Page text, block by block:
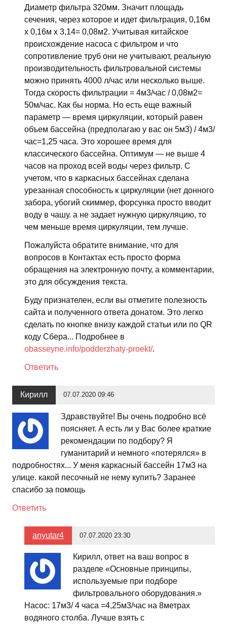
Диаметр фильтра 320мм. Значит площадь
сечения, через которое и идет фильтрация, 0,16м
х 0,16м х 3,14= 0,08м2. Учитывая китайское
происхождение насоса с фильтром и что
сопротивление труб они не учитывают, реальную
производительность фильтровальной системы
можно принять 4000 л/час или несколько выше.
Тогда скорость фильтрации = 4м3/час / 0,08м2=
50м/час. Как бы норма. Но есть еще важный
параметр — время циркуляции, который равен
объем бассейна (предполагаю у вас он 5м3) / 4м3/
час=1,25 часа. Это хорошее время для
классического бассейна. Оптимум — не выше 4
часов на проход всей воды через фильтр. С
учетом, что в каркасных бассейнах сделана
урезанная способность к циркуляции (нет донного
забора, убогий скиммер, форсунка просто вводит
воду в чашу. а не задает нужную циркуляцию, то
чем меньше время циркуляции, тем лучше.
Пожалуйста обратите внимание, что для
вопросов в Контактах есть просто форма
обращения на электронную почту, а комментарии,
это для обсуждения текста.
Буду признателен, если вы отметите полезность
сайта и полученного ответа донатом. Это легко
сделать по кнопке внизу каждой статьи или по QR
коду Сбера... Подробнее в
obasseyne.info/podderzhaty-proekt/.
Ответить
Кирилл 07.07.2020 09:46
Здравствуйте! Вы очень подробно всё
поясняет. А есть ли у Вас более краткие
рекомендации по подбору? Я
гуманитарий и немного «потерялся» в
подробностях... У меня каркасный бассейн 17м3 на
улице. какой песочный не нему купить? Заранее
спасибо за помощь
Ответить
anyutar4 07.07.2020 23:30
Кирилл, ответ на ваш вопрос в
разделе «Основные принципы,
используемые при подборе
фильтровального оборудования.»
Насос: 17м3/ 4 часа =4,25м3/час на 8метрах
водяного столба. Лучше взять с